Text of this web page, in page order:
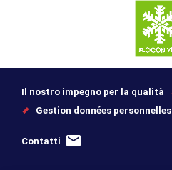
Il nostro impegno per la qualità
Gestion données personnelles
Contatti